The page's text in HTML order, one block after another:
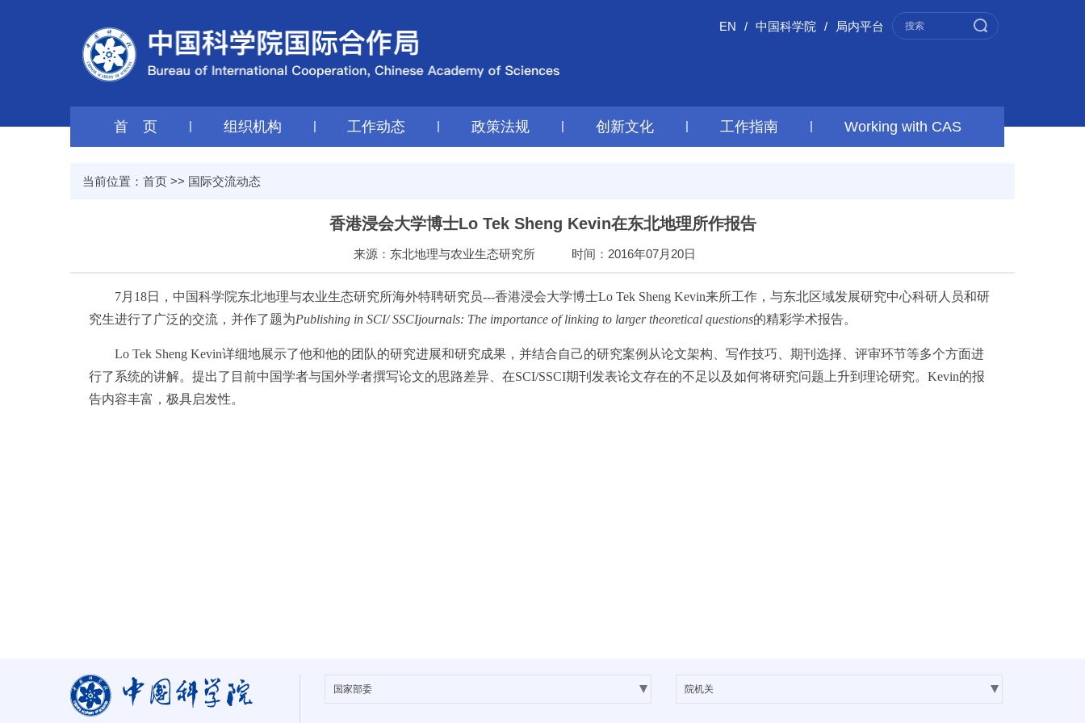
局内平台
/
中国科学院
/
EN
首 页 | 组织机构 | 工作动态 | 政策法规 | 创新文化 | 工作指南 | Working with CAS
当前位置： 首页 >> 国际交流动态
香港浸会大学博士Lo Tek Sheng Kevin在东北地理所作报告
来源：东北地理与农业生态研究所 时间：2016年07月20日
7月18日，中国科学院东北地理与农业生态研究所海外特聘研究员---香港浸会大学博士Lo Tek Sheng Kevin来所工作，与东北区域发展研究中心科研人员和研
究生进行了广泛的交流，并作了题为Publishing in SCI/ SSCIjournals: The importance of linking to larger theoretical questions的精彩学术报告。
Lo Tek Sheng Kevin详细地展示了他和他的团队的研究进展和研究成果，并结合自己的研究案例从论文架构、写作技巧、期刊选择、评审环节等多个方面进
行了系统的讲解。提出了目前中国学者与国外学者撰写论文的思路差异、在SCI/SSCI期刊发表论文存在的不足以及如何将研究问题上升到理论研究。Kevin的报
告内容丰富，极具启发性。